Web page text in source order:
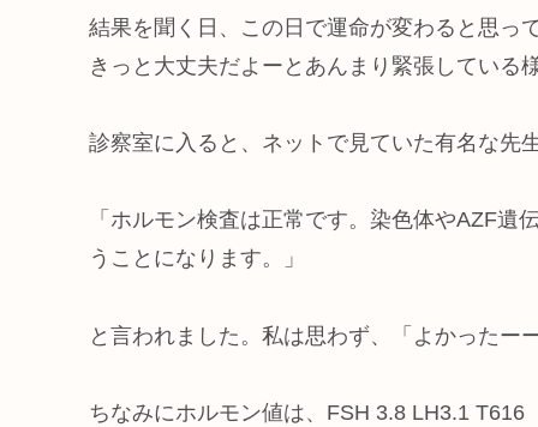
結果を聞く日、この日で運命が変わると思っ
きっと大丈夫だよーとあんまり緊張している
診察室に入ると、ネットで見ていた有名な先
「ホルモン検査は正常です。染色体やAZF遺
うことになります。」
と言われました。私は思わず、「よかったー
ちなみにホルモン値は、FSH 3.8 LH3.1 T616